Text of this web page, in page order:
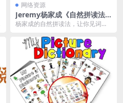
网络资源
Jeremy杨家成《自然拼读法
课程》
杨家成的自然拼读法，让你见词就